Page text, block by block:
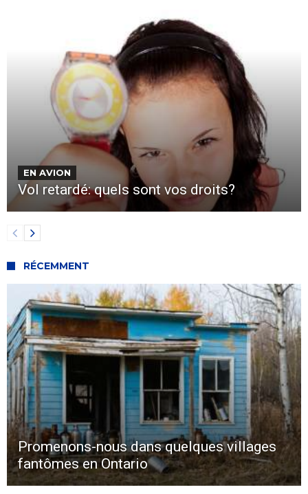
EN AVION
Vol retardé: quels sont vos droits?
RÉCEMMENT
Promenons-nous dans quelques villages
fantômes en Ontario